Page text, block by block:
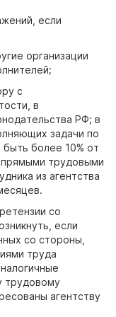
если
организации
с
в
РФ; в
задачи по
более 10% от
прямыми трудовыми
из агентства
со
если
со стороны,
труда
трудовому
агентству